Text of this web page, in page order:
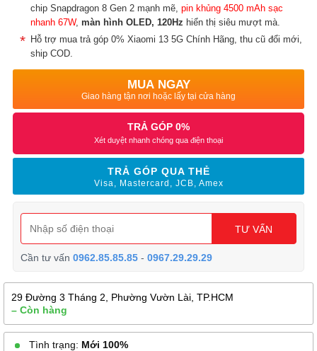
chip Snapdragon 8 Gen 2 mạnh mẽ,pin khủng 4500 mAhsạc
nhanh 67W,màn hình OLED, 120Hz hiển thị siêu mượt mà.
Hỗ trợ mua trả góp 0% Xiaomi 13 5G Chính Hãng, thu cũ đổi mới,
ship COD.
MUA NGAY
Giao hàng tận nơi hoặc lấy tại cửa hàng
TRẢ GÓP 0%
Xét duyệt nhanh chóng qua điện thoại
TRẢ GÓP QUA THẺ
Visa, Mastercard, JCB, Amex
TƯ VẤN
Cần tư vấn0962.85.85.85 -0967.29.29.29
29 Đường 3 Tháng 2, Phường Vườn Lài, TP.HCM
– Còn hàng
Tình trạng: Mới 100%